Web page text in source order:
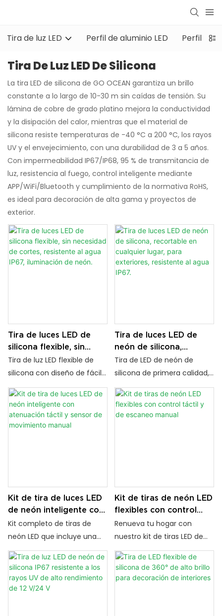
Tira de luz LED Perfil de aluminio LED Perfil de
Tira De Luz LED De Silicona
La tira LED de silicona de GO OCEAN garantiza un brillo
constante a lo largo de 10-30 m sin caídas de tensión. Su
lámina de cobre de grado platino mejora la conductividad
y la disipación del calor, mientras que el material de
silicona resiste temperaturas de -40 °C a 200 °C, los rayos
UV y el envejecimiento, con una durabilidad de 3 a 5 años.
Con impermeabilidad IP67/IP68, 95 % de transmitancia de
luz, resistencia al fuego, control inteligente mediante
APP/WiFi/Bluetooth y cumplimiento de la normativa RoHS,
es ideal para decoración de alta gama y proyectos de
exterior.
Tira de luces LED de
silicona flexible, sin
necesidad de cortes,
resistente al agua IP67,
Tira de luz LED flexible de
silicona con diseño de fácil
corte. Resistente a los rayos
UV, impermeable (IP67) y no
amarillea. Ideal para
iluminación personalizada,
Tira de luces LED de
neón de silicona,
recortable en cualquier
lugar, para exteriores,
Tira de LED de neón de
silicona de primera calidad,
recortable para una
instalación precisa.
Resistente a la humedad,
Kit de tira de luces LED
de neón inteligente con
atenuación táctil y
sensor de movimiento
Kit completo de tiras de
neón LED que incluye una
fuente de alimentación, un
sensor inteligente, 5 tiras de
silicona y clips de montaje.
Control táctil de atenuación
Kit de tiras de neón LED
flexibles con control
táctil y de escaneo
manual
Renueva tu hogar con
nuestro kit de tiras LED de
silicona 5 en 1. Con brillo
personalizable, controles
táctiles y de escaneo